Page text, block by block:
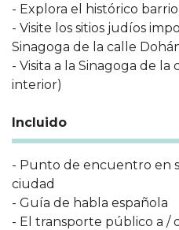
- Explora el histórico
- Visite los sitios judíos
Sinagoga de la calle
- Visita a la Sinagoga de la
interior)
Incluido
- Punto de encuentro en
ciudad
- Guía de habla española
- El transporte público a /